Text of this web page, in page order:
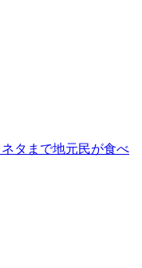
ネタまで地元民が食べ